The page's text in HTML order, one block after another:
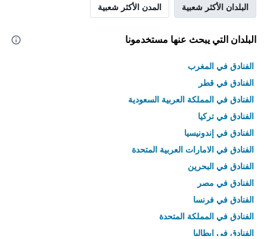
البلدان الأكثر شعبية المدن الأكثر شعبية
البلدان التي يبحث عنها مستخدمونا
الفنادق في المغرب
الفنادق في قطر
الفنادق في المملكة العربية السعودية
الفنادق في تركيا
الفنادق في إندونيسيا
الفنادق في الامارات العربية المتحدة
الفنادق في البحرين
الفنادق في مصر
الفنادق في فرنسا
الفنادق في المملكة المتحدة
الفنادق في إيطاليا